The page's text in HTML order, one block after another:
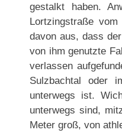
gestalkt haben.
Lortzingstraße
davon aus, dass
von ihm genutzte
verlassen
Sulzbachtal oder
unterwegs ist.
unterwegs sind,
Meter groß, von